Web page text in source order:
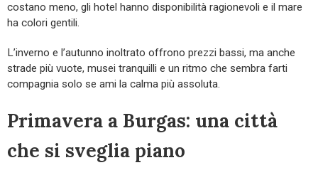
costano meno, gli hotel hanno disponibilità ragionevoli e il mare
ha colori gentili.
L’inverno e l’autunno inoltrato offrono prezzi bassi, ma anche
strade più vuote, musei tranquilli e un ritmo che sembra farti
compagnia solo se ami la calma più assoluta.
Primavera a Burgas: una città
che si sveglia piano